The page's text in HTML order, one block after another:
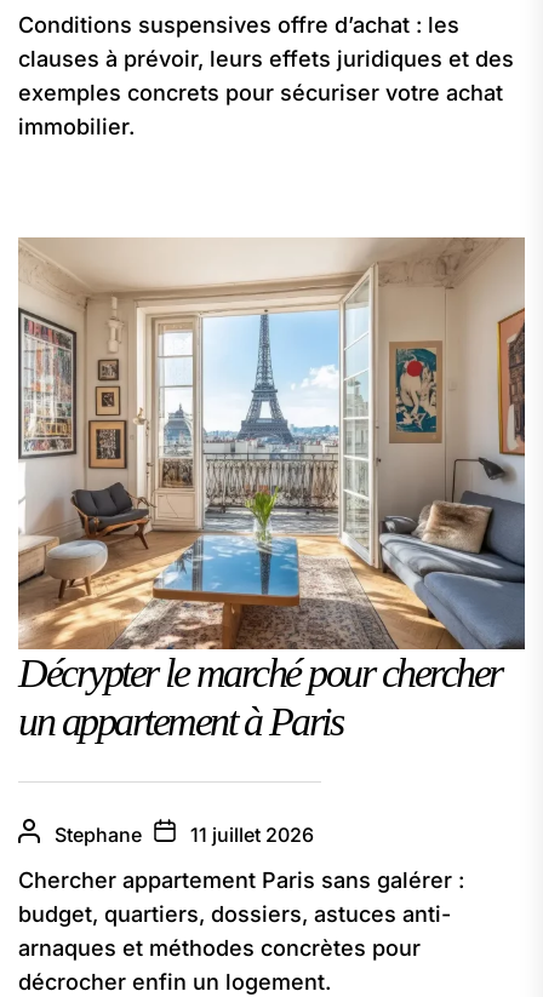
Conditions suspensives offre d’achat : les
clauses à prévoir, leurs effets juridiques et des
exemples concrets pour sécuriser votre achat
immobilier.
Décrypter le marché pour chercher
un appartement à Paris
Stephane 11 juillet 2026
Chercher appartement Paris sans galérer :
budget, quartiers, dossiers, astuces anti-
arnaques et méthodes concrètes pour
décrocher enfin un logement.